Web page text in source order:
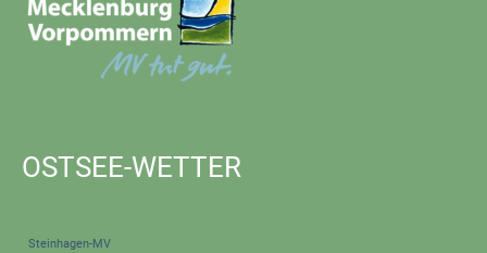
OSTSEE-WETTER
Steinhagen-MV